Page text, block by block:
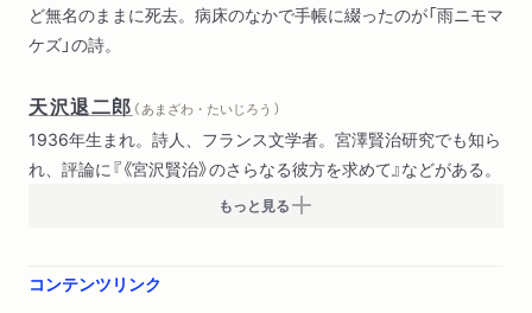
ど無名のままに死去。病床のなかで手帳に綴ったのが「雨ニモマ
ケズ」の詩。
天沢退二郎 （ あまざわ・たいじろう ）
1936年生まれ。詩人、フランス文学者。宮澤賢治研究でも知ら
れ、評論に『《宮沢賢治》のさらなる彼方を求めて』などがある。
もっと見る
コンテンツリンク